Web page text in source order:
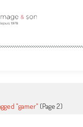
"gamer" (Page 2)